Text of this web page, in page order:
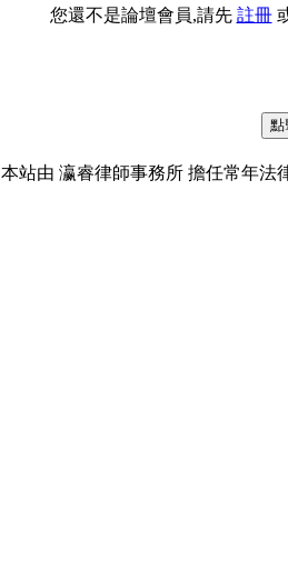
您還不是論壇會員,請先 註冊
本站由 瀛睿律師事務所 擔任常年法